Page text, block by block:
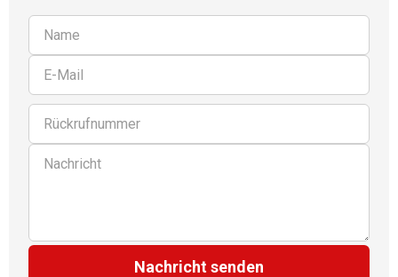
Nachricht senden